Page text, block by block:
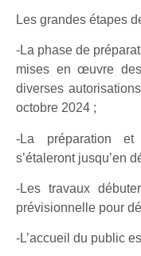
Les grandes étapes
-La phase de
mises en œuvre
diverses
octobre 2024 ;
-La préparation et
s’étaleront jusqu’en
-Les travaux
prévisionnelle pour
-L’accueil du public